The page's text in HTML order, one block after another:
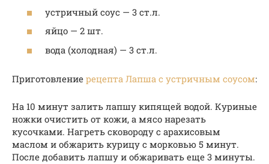
устричный соус — 3 ст.л.
яйцо — 2 шт.
вода (холодная) — 3 ст.л.
Приготовление рецепта Лапша с устричным соусом:
На 10 минут залить лапшу кипящей водой. Куриные
ножки очистить от кожи, а мясо нарезать
кусочками. Нагреть сковороду с арахисовым
маслом и обжарить курицу с морковью 5 минут.
После добавить лапшу и обжаривать еще 3 минуты.